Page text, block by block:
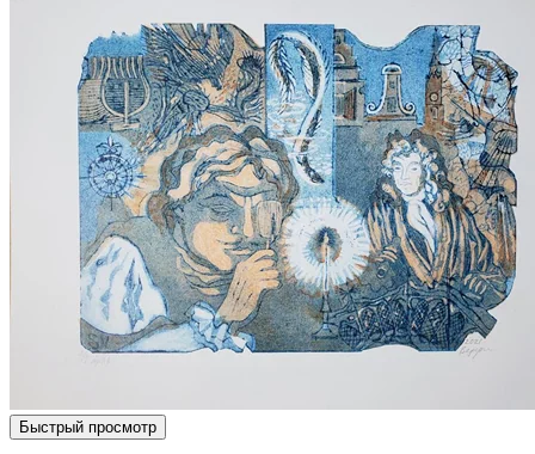
Быстрый просмотр